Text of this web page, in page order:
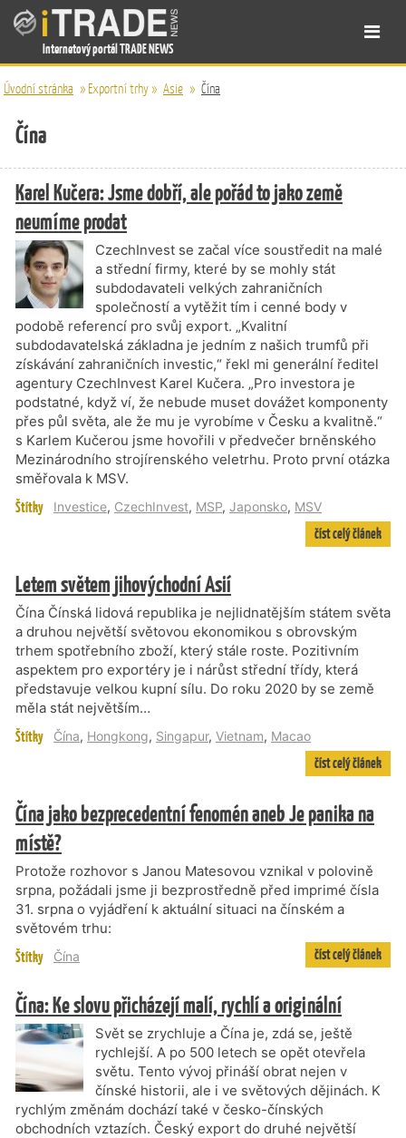
Internetový portál TRADE NEWS
Úvodní stránka » Exportní trhy» Asie » Čína
Čína
Karel Kučera: Jsme dobří, ale pořád to jako země
neumíme prodat
CzechInvest se začal více soustředit na malé
a střední firmy, které by se mohly stát
subdodavateli velkých zahraničních
společností a vytěžit tím i cenné body v
podobě referencí pro svůj export. „Kvalitní
subdodavatelská základna je jedním z našich trumfů při
získávání zahraničních investic,“ řekl mi generální ředitel
agentury CzechInvest Karel Kučera. „Pro investora je
podstatné, když ví, že nebude muset dovážet komponenty
přes půl světa, ale že mu je vyrobíme v Česku a kvalitně.“
s Karlem Kučerou jsme hovořili v předvečer brněnského
Mezinárodního strojírenského veletrhu. Proto první otázka
směřovala k MSV.
Štítky Investice, CzechInvest, MSP, Japonsko, MSV
číst celý článek
Letem světem jihovýchodní Asií
Čína Čínská lidová republika je nejlidnatějším státem světa
a druhou největší světovou ekonomikou s obrovským
trhem spotřebního zboží, který stále roste. Pozitivním
aspektem pro exportéry je i nárůst střední třídy, která
představuje velkou kupní sílu. Do roku 2020 by se země
měla stát největším…
Štítky Čína, Hongkong, Singapur, Vietnam, Macao
číst celý článek
Čína jako bezprecedentní fenomén aneb Je panika na
místě?
Protože rozhovor s Janou Matesovou vznikal v polovině
srpna, požádali jsme ji bezprostředně před imprimé čísla
31. srpna o vyjádření k aktuální situaci na čínském a
světovém trhu:
Štítky Čína číst celý článek
Čína: Ke slovu přicházejí malí, rychlí a originální
Svět se zrychluje a Čína je, zdá se, ještě
rychlejší. A po 500 letech se opět otevřela
světu. Tento vývoj přináší obrat nejen v
čínské historii, ale i ve světových dějinách. K
rychlým změnám dochází také v česko-čínských
obchodních vztazích. Český export do druhé největší